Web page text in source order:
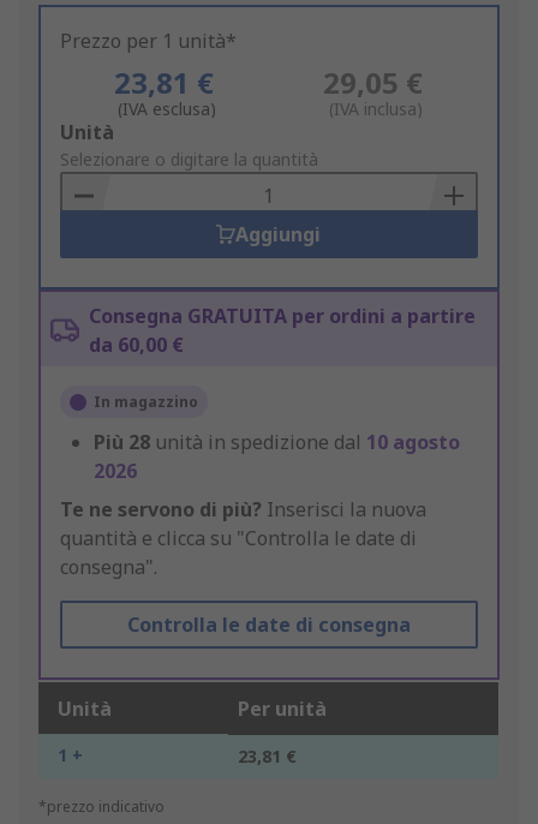
Prezzo per 1 unità*
23,81 €
(IVA esclusa)
29,05 €
(IVA inclusa)
Add
to
Basket
Unità
Selezionare o digitare la quantità
Aggiungi
Consegna GRATUITA per ordini a partire
da 60,00 €
In magazzino
Più 28 unità in spedizione dal 10 agosto
2026
Te ne servono di più? Inserisci la nuova
quantità e clicca su "Controlla le date di
consegna".
Controlla le date di consegna
Unità Per unità
1 + 23,81 €
*prezzo indicativo